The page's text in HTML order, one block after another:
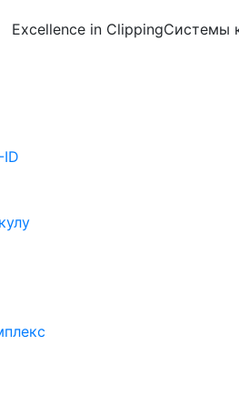
Excellence in ClippingСистемы